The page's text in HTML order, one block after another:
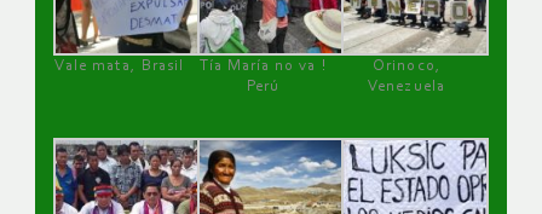
Vale mata, Brasil
Tía María no va !
Perú
Orinoco,
Venezuela